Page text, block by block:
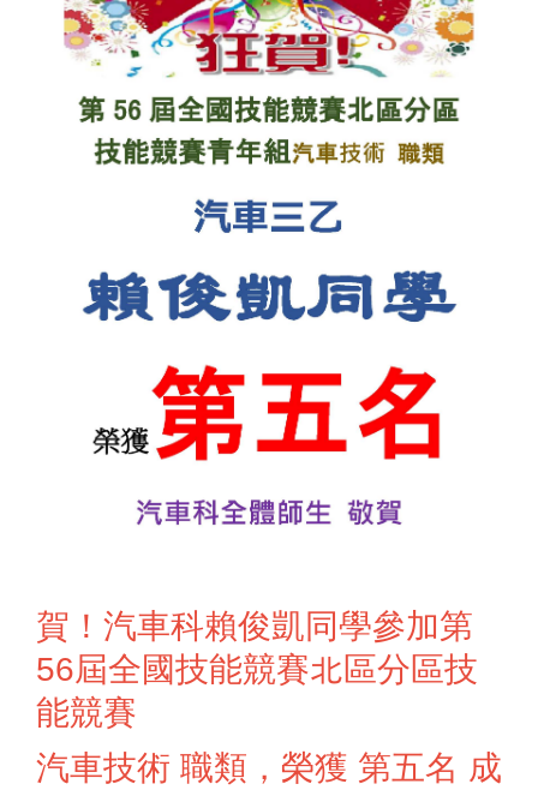
賀！汽車科賴俊凱同學參加第
56屆全國技能競賽北區分區技
能競賽
汽車技術 職類，榮獲 第五名 成